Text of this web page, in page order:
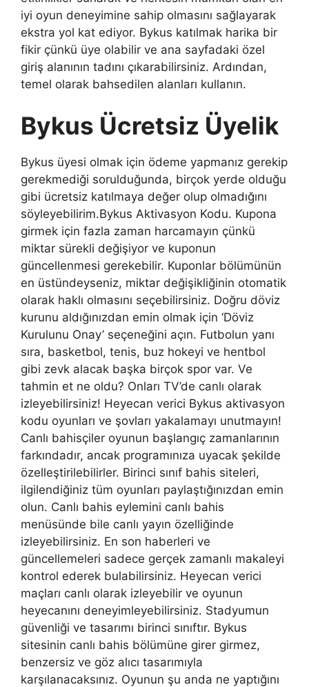
iyi oyun deneyimine sahip olmasını sağlayarak
ekstra yol kat ediyor. Bykus katılmak harika bir
fikir çünkü üye olabilir ve ana sayfadaki özel
giriş alanının tadını çıkarabilirsiniz. Ardından,
temel olarak bahsedilen alanları kullanın.
Bykus Ücretsiz Üyelik
Bykus üyesi olmak için ödeme yapmanız gerekip
gerekmediği sorulduğunda, birçok yerde olduğu
gibi ücretsiz katılmaya değer olup olmadığını
söyleyebilirim.Bykus Aktivasyon Kodu. Kupona
girmek için fazla zaman harcamayın çünkü
miktar sürekli değişiyor ve kuponun
güncellenmesi gerekebilir. Kuponlar bölümünün
en üstündeyseniz, miktar değişikliğinin otomatik
olarak haklı olmasını seçebilirsiniz. Doğru döviz
kurunu aldığınızdan emin olmak için ‘Döviz
Kurulunu Onay’ seçeneğini açın. Futbolun yanı
sıra, basketbol, tenis, buz hokeyi ve hentbol
gibi zevk alacak başka birçok spor var. Ve
tahmin et ne oldu? Onları TV’de canlı olarak
izleyebilirsiniz! Heyecan verici Bykus aktivasyon
kodu oyunları ve şovları yakalamayı unutmayın!
Canlı bahisçiler oyunun başlangıç zamanlarının
farkındadır, ancak programınıza uyacak şekilde
özelleştirilebilirler. Birinci sınıf bahis siteleri,
ilgilendiğiniz tüm oyunları paylaştığınızdan emin
olun. Canlı bahis eylemini canlı bahis
menüsünde bile canlı yayın özelliğinde
izleyebilirsiniz. En son haberleri ve
güncellemeleri sadece gerçek zamanlı makaleyi
kontrol ederek bulabilirsiniz. Heyecan verici
maçları canlı olarak izleyebilir ve oyunun
heyecanını deneyimleyebilirsiniz. Stadyumun
güvenliği ve tasarımı birinci sınıftır. Bykus
sitesinin canlı bahis bölümüne girer girmez,
benzersiz ve göz alıcı tasarımıyla
karşılanacaksınız. Oyunun şu anda ne yaptığını